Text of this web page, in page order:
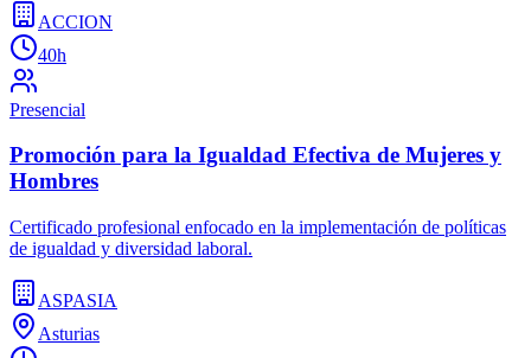
ACCION
40h
Presencial
Promoción para la Igualdad Efectiva de Mujeres y
Hombres
Certificado profesional enfocado en la implementación de políticas
de igualdad y diversidad laboral.
ASPASIA
Asturias